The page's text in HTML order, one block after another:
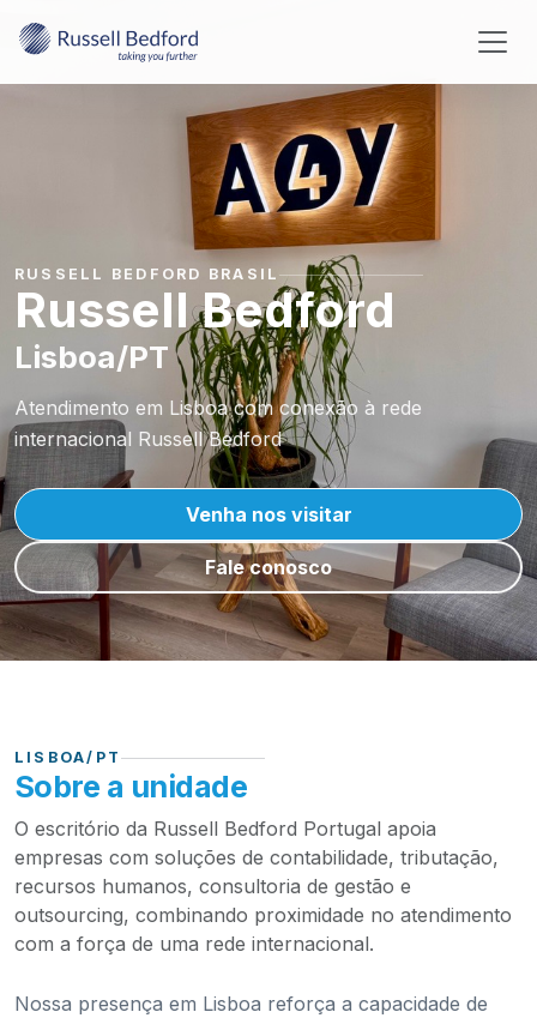
RUSSELL BEDFORD BRASIL
Russell Bedford
Lisboa/PT
Atendimento em Lisboa com conexão à rede
internacional Russell Bedford
Venha nos visitar
Fale conosco
LISBOA/PT
Sobre a unidade
O escritório da Russell Bedford Portugal apoia
empresas com soluções de contabilidade, tributação,
recursos humanos, consultoria de gestão e
outsourcing, combinando proximidade no atendimento
com a força de uma rede internacional.
Nossa presença em Lisboa reforça a capacidade de